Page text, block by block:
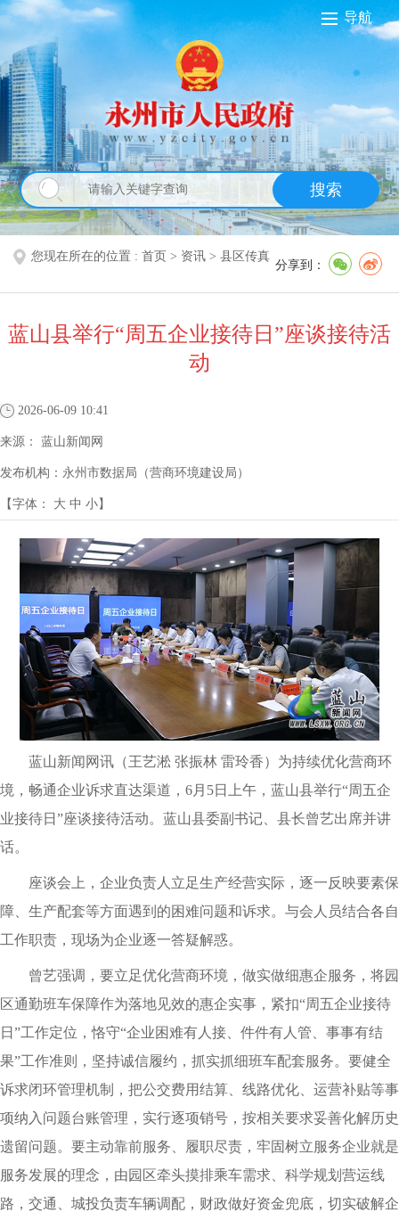
导航
搜索
您现在所在的位置 : 首页 > 资讯 > 县区传真
分享到：
蓝山县举行“周五企业接待日”座谈接待活
动
2026-06-09 10:41
来源： 蓝山新闻网
发布机构： 永州市数据局（营商环境建设局）
【字体： 大 中 小】
蓝山新闻网讯（王艺淞 张振林 雷玲香）为持续优化营商环
境，畅通企业诉求直达渠道，6月5日上午，蓝山县举行“周五企
业接待日”座谈接待活动。蓝山县委副书记、县长曾艺出席并讲
话。
座谈会上，企业负责人立足生产经营实际，逐一反映要素保
障、生产配套等方面遇到的困难问题和诉求。与会人员结合各自
工作职责，现场为企业逐一答疑解惑。
曾艺强调，要立足优化营商环境，做实做细惠企服务，将园
区通勤班车保障作为落地见效的惠企实事，紧扣“周五企业接待
日”工作定位，恪守“企业困难有人接、件件有人管、事事有结
果”工作准则，坚持诚信履约，抓实抓细班车配套服务。要健全
诉求闭环管理机制，把公交费用结算、线路优化、运营补贴等事
项纳入问题台账管理，实行逐项销号，按相关要求妥善化解历史
遗留问题。要主动靠前服务、履职尽责，牢固树立服务企业就是
服务发展的理念，由园区牵头摸排乘车需求、科学规划营运线
路，交通、城投负责车辆调配，财政做好资金兜底，切实破解企